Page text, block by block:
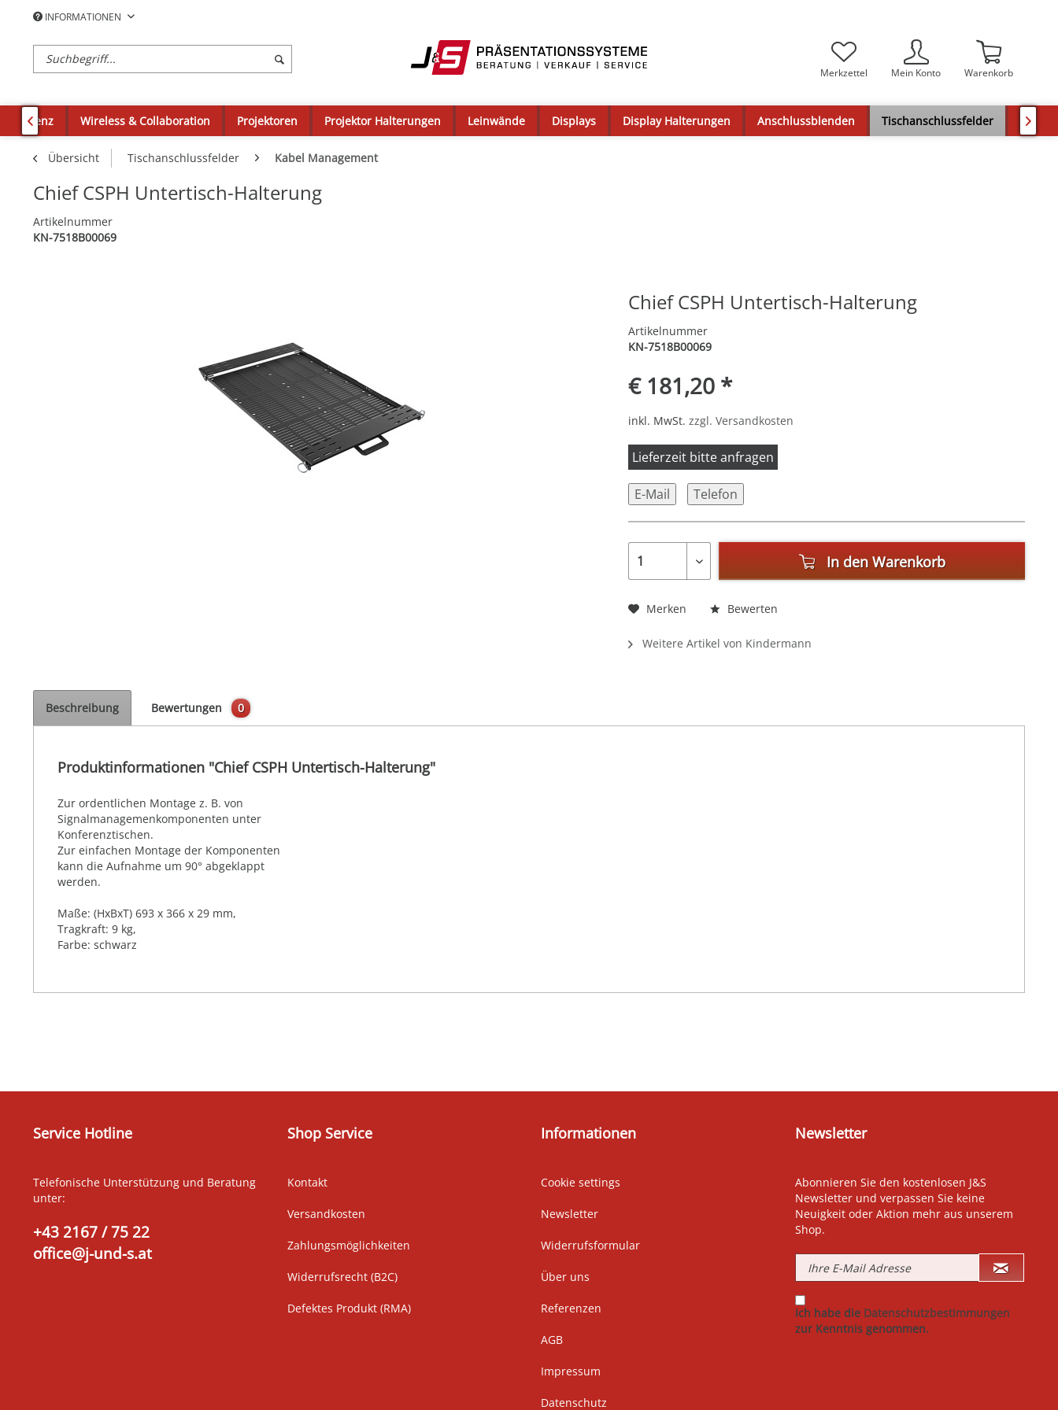
INFORMATIONEN
Merkzettel Mein Konto Warenkorb
Wireless & Collaboration Projektoren Projektor Halterungen Leinwände Displays Display Halterungen Anschlussblenden Tischanschlussfelder
 
Übersicht Tischanschlussfelder Kabel Management
Chief CSPH Untertisch-Halterung
Artikelnummer
KN-7518B00069
Chief CSPH Untertisch-Halterung
Artikelnummer
KN-7518B00069
€ 181,20 *
inkl. MwSt. zzgl. Versandkosten
Lieferzeit bitte anfragen
E-Mail Telefon
In den Warenkorb
Merken Bewerten
Weitere Artikel von Kindermann
Beschreibung Bewertungen 0
Produktinformationen "Chief CSPH Untertisch-Halterung"
Zur ordentlichen Montage z. B. von
Signalmanagemenkomponenten unter
Konferenztischen.
Zur einfachen Montage der Komponenten
kann die Aufnahme um 90° abgeklappt
werden.
Maße: (HxBxT) 693 x 366 x 29 mm,
Tragkraft: 9 kg,
Farbe: schwarz
Service Hotline
Telefonische Unterstützung und Beratung
unter:
+43 2167 / 75 22
office@j-und-s.at
Shop Service
Kontakt
Versandkosten
Zahlungsmöglichkeiten
Widerrufsrecht (B2C)
Defektes Produkt (RMA)
Informationen
Cookie settings
Newsletter
Widerrufsformular
Über uns
Referenzen
AGB
Impressum
Datenschutz
Newsletter
Abonnieren Sie den kostenlosen J&S
Newsletter und verpassen Sie keine
Neuigkeit oder Aktion mehr aus unserem
Shop.
Ich habe die Datenschutzbestimmungen
zur Kenntnis genommen.